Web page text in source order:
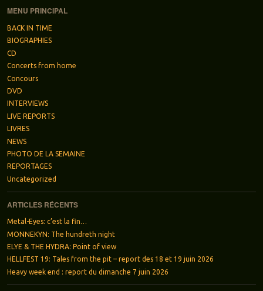
MENU PRINCIPAL
BACK IN TIME
BIOGRAPHIES
CD
Concerts from home
Concours
DVD
INTERVIEWS
LIVE REPORTS
LIVRES
NEWS
PHOTO DE LA SEMAINE
REPORTAGES
Uncategorized
ARTICLES RÉCENTS
Metal-Eyes: c’est la fin…
MONNEKYN: The hundreth night
ELYE & THE HYDRA: Point of view
HELLFEST 19: Tales from the pit – report des 18 et 19 juin 2026
Heavy week end : report du dimanche 7 juin 2026